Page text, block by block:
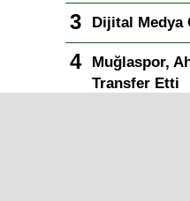
Dijital Medya
Muğlaspor,
Transfer Etti